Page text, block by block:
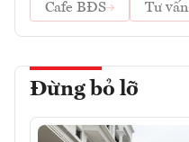
Cafe BĐS
Tư vấn
Đừng bỏ lỡ